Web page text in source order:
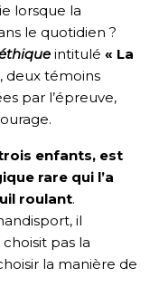
lorsque la
le quotidien ?
intitulé « La
, deux témoins
par l’épreuve,
enfants, est
rare qui l’a
roulant.
il
pas la
la manière de